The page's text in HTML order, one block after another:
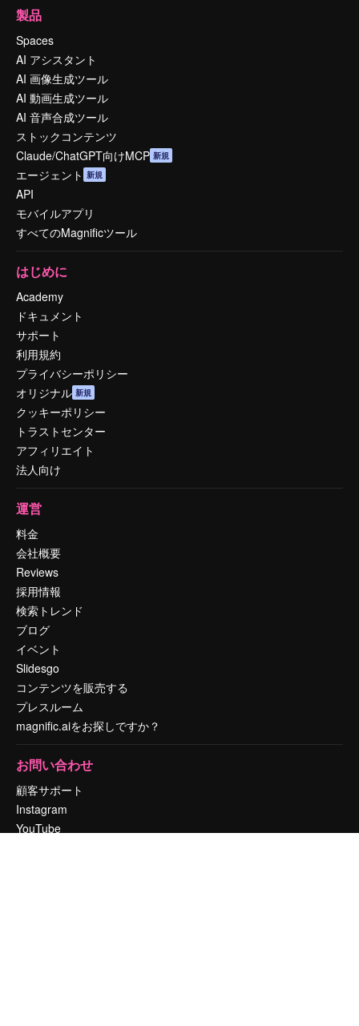
製品
Spaces
AI アシスタント
AI 画像生成ツール
AI 動画生成ツール
AI 音声合成ツール
ストックコンテンツ
Claude/ChatGPT向けMCP 新規
エージェント 新規
API
モバイルアプリ
すべてのMagnificツール
はじめに
Academy
ドキュメント
サポート
利用規約
プライバシーポリシー
オリジナル 新規
クッキーポリシー
トラストセンター
アフィリエイト
法人向け
運営
料金
会社概要
Reviews
採用情報
検索トレンド
ブログ
イベント
Slidesgo
コンテンツを販売する
プレスルーム
magnific.aiをお探しですか？
お問い合わせ
顧客サポート
Instagram
YouTube